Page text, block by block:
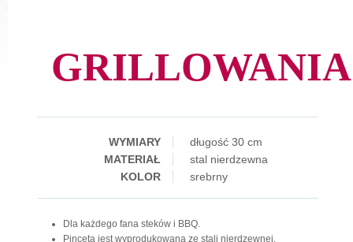
GRILLOWANIA
WYMIARY
długość 30 cm
MATERIAŁ
stal nierdzewna
KOLOR
srebrny
Dla każdego fana steków i BBQ.
Pinceta jest wyprodukowana ze stali nierdzewnej.